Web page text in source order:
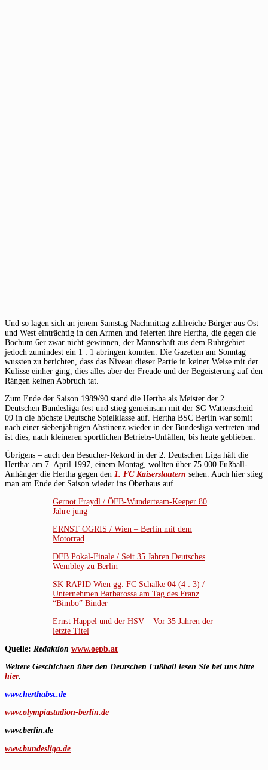
Und so lagen sich an jenem Samstag Nachmittag zahlreiche Bürger aus Ost
und West einträchtig in den Armen und feierten ihre Hertha, die gegen die
Bochum 6er zwar nicht gewinnen, der Mannschaft aus dem Ruhrgebiet
jedoch zumindest ein 1 : 1 abringen konnten. Die Gazetten am Sonntag
wussten zu berichten, dass das Niveau dieser Partie in keiner Weise mit der
Kulisse einher ging, dies alles aber der Freude und der Begeisterung auf den
Rängen keinen Abbruch tat.
Zum Ende der Saison 1989/90 stand die Hertha als Meister der 2.
Deutschen Bundesliga fest und stieg gemeinsam mit der SG Wattenscheid
09 in die höchste Deutsche Spielklasse auf. Hertha BSC Berlin war somit
nach einer siebenjährigen Abstinenz wieder in der Bundesliga vertreten und
ist dies, nach kleineren sportlichen Betriebs-Unfällen, bis heute geblieben.
Übrigens – auch den Besucher-Rekord in der 2. Deutschen Liga hält die
Hertha: am 7. April 1997, einem Montag, wollten über 75.000 Fußball-
Anhänger die Hertha gegen den 1. FC Kaiserslautern sehen. Auch hier stieg
man am Ende der Saison wieder ins Oberhaus auf.
Gernot Fraydl / ÖFB-Wunderteam-Keeper 80
Jahre jung
ERNST OGRIS / Wien – Berlin mit dem
Motorrad
DFB Pokal-Finale / Seit 35 Jahren Deutsches
Wembley zu Berlin
SK RAPID Wien gg. FC Schalke 04 (4 : 3) /
Unternehmen Barbarossa am Tag des Franz
“Bimbo” Binder
Ernst Happel und der HSV – Vor 35 Jahren der
letzte Titel
Quelle: Redaktion www.oepb.at
Weitere Geschichten über den Deutschen Fußball lesen Sie bei uns bitte
hier:
www.herthabsc.de
www.olympiastadion-berlin.de
www.berlin.de
www.bundesliga.de